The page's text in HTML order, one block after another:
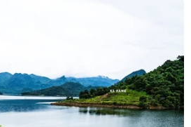
Sơn Bách
(Vietnam+)